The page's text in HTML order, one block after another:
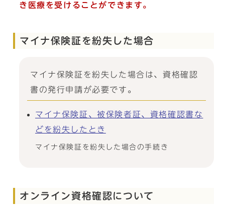
き医療を受けることができます。
マイナ保険証を紛失した場合
マイナ保険証を紛失した場合は、資格確認
書の発行申請が必要です。
マイナ保険証、被保険者証、資格確認書な
どを紛失したとき
マイナ保険証を紛失した場合の手続き
オンライン資格確認について